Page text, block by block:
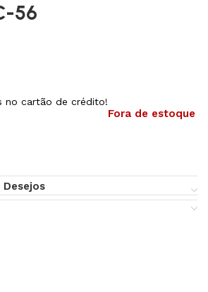
56
no cartão de crédito!
Fora de estoque